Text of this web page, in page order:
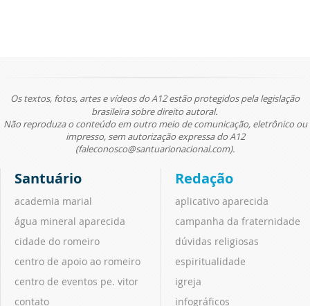
Os textos, fotos, artes e vídeos do A12 estão protegidos pela legislação
brasileira sobre direito autoral.
Não reproduza o conteúdo em outro meio de comunicação, eletrônico ou
impresso, sem autorização expressa do A12
(faleconosco@santuarionacional.com).
Santuário
academia marial
água mineral aparecida
cidade do romeiro
centro de apoio ao romeiro
centro de eventos pe. vitor
contato
Redação
aplicativo aparecida
campanha da fraternidade
dúvidas religiosas
espiritualidade
igreja
infográficos